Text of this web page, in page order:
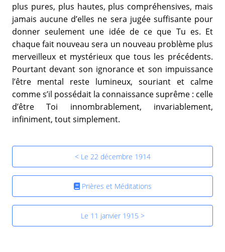
plus pures, plus hautes, plus compréhensives, mais
jamais aucune d’elles ne sera jugée suffisante pour
donner seulement une idée de ce que Tu es. Et
chaque fait nouveau sera un nouveau problème plus
merveilleux et mystérieux que tous les précédents.
Pourtant devant son ignorance et son impuissance
l’être mental reste lumineux, souriant et calme
comme s’il possédait la connaissance suprême : celle
d’être Toi innombrablement, invariablement,
infiniment, tout simplement.
< Le 22 décembre 1914
Prières et Méditations
Le 11 janvier 1915 >